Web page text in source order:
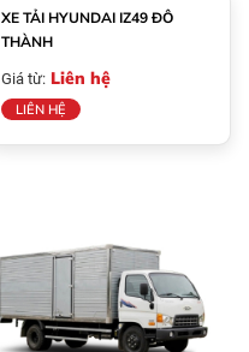
XE TẢI HYUNDAI IZ49 ĐÔ
THÀNH
Giá từ: Liên hệ
LIÊN HỆ